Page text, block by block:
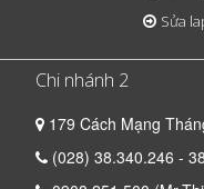
Sửa
Chi nhánh 2
179 Cách Mạng
(028) 38.340.246 -